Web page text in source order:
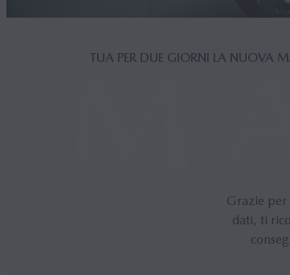
TUA PER DUE GIORNI LA NUOVA
Grazie
dati, ti